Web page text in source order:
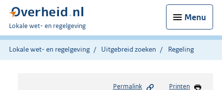
Menu
U
bent
hier:
Lokale wet- en regelgeving
Lokale wet- en regelgeving Uitgebreid zoeken Regeling
Permalink Printen